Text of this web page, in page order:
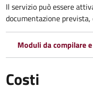
Il servizio può essere
documentazione
Moduli da compilare
Costi